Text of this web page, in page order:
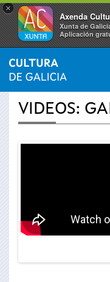
×
Axenda
Xunta de
Aplicación
Se
encuentra
INICIO › ACTUALIDAD
VIDEOS: